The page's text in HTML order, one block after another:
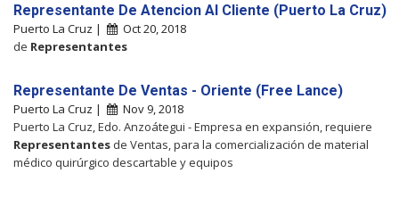
Representante De Atencion Al Cliente (Puerto La Cruz)
Puerto La Cruz |
Oct 20, 2018
de Representantes
Representante De Ventas - Oriente (Free Lance)
Puerto La Cruz |
Nov 9, 2018
Puerto La Cruz, Edo. Anzoátegui - Empresa en expansión, requiere
Representantes de Ventas, para la comercialización de material
médico quirúrgico descartable y equipos